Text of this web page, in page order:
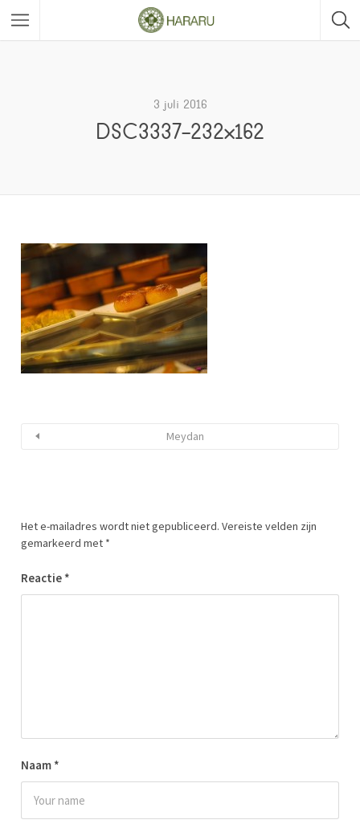
3 juli 2016
DSC3337-232×162
Meydan
Het e-mailadres wordt niet gepubliceerd. Vereiste velden zijn
gemarkeerd met *
Reactie *
Naam *